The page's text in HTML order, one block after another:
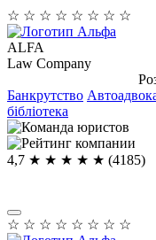
☆ ☆ ☆ ☆ ☆ ☆ ☆ ☆
ALFA
Law Company
Банкрутство
бібліотека
4,7 ★ ★ ★ ★ ★ (4185)
☆ ☆ ☆ ☆ ☆ ☆ ☆ ☆